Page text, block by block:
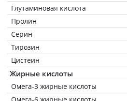
Глутаминовая кислота
Пролин
Серин
Тирозин
Цистеин
Жирные кислоты
Омега-3 жирные кислоты